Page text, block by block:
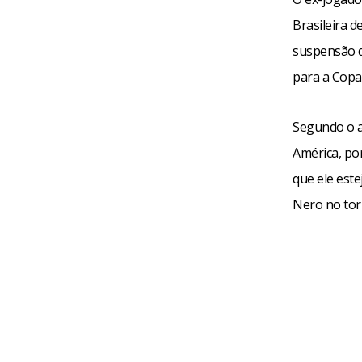
Brasileira
suspensão
para a
Segundo o
América,
que ele
Nero no